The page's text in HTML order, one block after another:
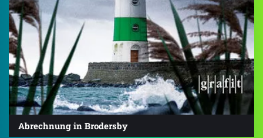
Abrechnung in Brodersby